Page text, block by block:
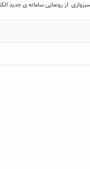
از رونمایی سامانه ی جدید